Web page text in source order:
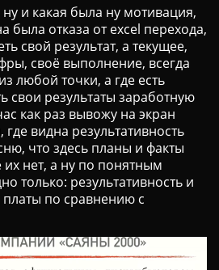
и какая была ну мотивация,
была отказа от excel перехода,
свой результат, а текущее,
своё выполнение, всегда
любой точки, а где есть
свои результаты заработную
как раз вывожу на экран
видна результативность
что здесь планы и факты
нет, а ну по понятным
только: результативность и
по сравнению с